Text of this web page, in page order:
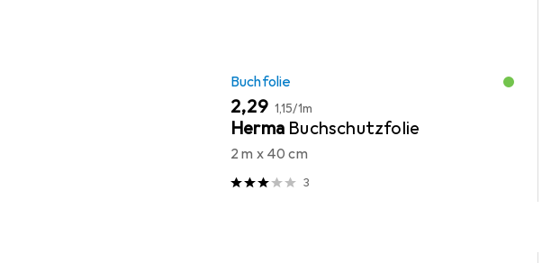
Buchfolie
EUR
2,29 EUR
1,15/1m
Herma Buchschutzfolie
2 m x 40 cm
3